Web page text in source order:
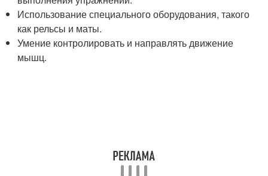
Использование специального оборудования, такого
как рельсы и маты.
Умение контролировать и направлять движение
мышц.